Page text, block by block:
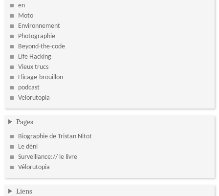
en
Moto
Environnement
Photographie
Beyond-the-code
Life Hacking
Vieux trucs
Flicage-brouillon
podcast
Velorutopia
Pages
Biographie de Tristan Nitot
Le déni
Surveillance:// le livre
Vélorutopia
Liens